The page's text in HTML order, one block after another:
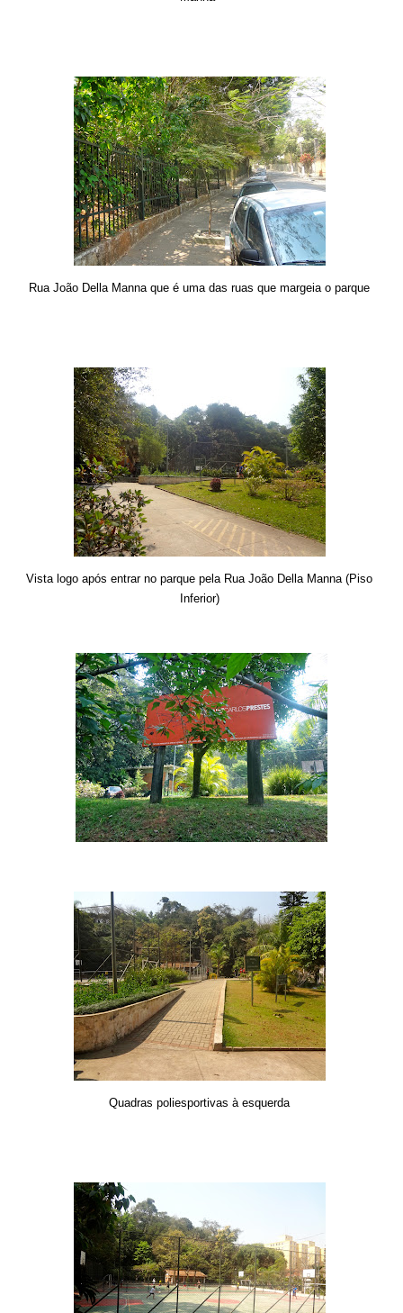
Rua João Della Manna que é uma das ruas que margeia o parque
Vista logo após entrar no parque pela Rua João Della Manna (Piso
Inferior)
Quadras poliesportivas à esquerda